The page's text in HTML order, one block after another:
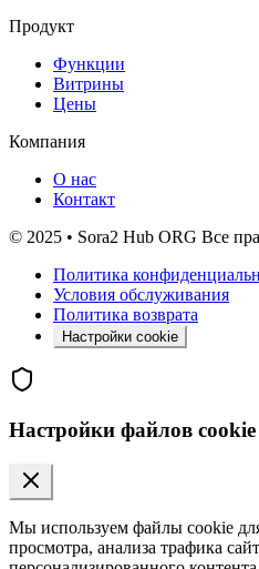
Продукт
Функции
Витрины
Цены
Компания
О нас
Контакт
© 2025 • Sora2 Hub ORG Все
Политика
Условия обслуживания
Политика возврата
Настройки cookie
Настройки файлов cookie
Мы используем файлы cookie
просмотра, анализа трафика